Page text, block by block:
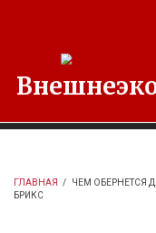
ГЛАВНАЯ /
ЧЕМ ОБЕРНЕТСЯ
БРИКС